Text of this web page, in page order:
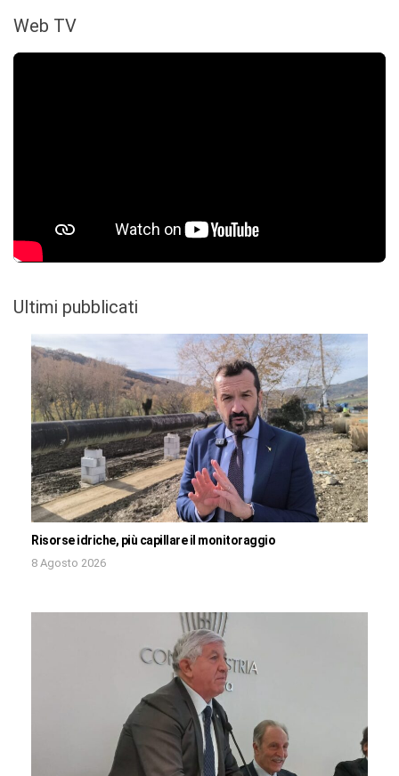
Web TV
Ultimi pubblicati
Risorse idriche, più capillare il monitoraggio
8 Agosto 2026